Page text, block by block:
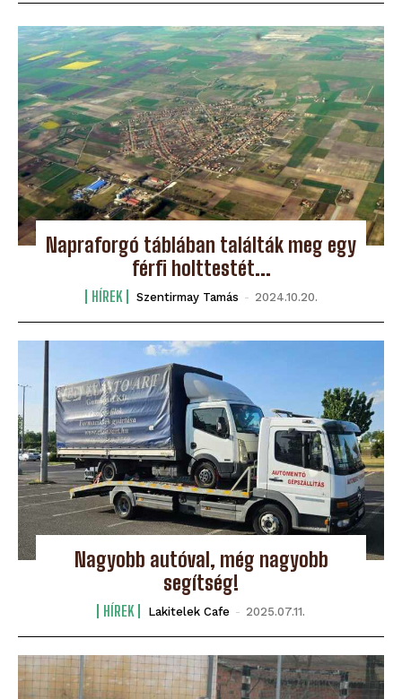
Napraforgó táblában találták meg egy
férfi holttestét...
HÍREK Szentirmay Tamás - 2024.10.20.
Nagyobb autóval, még nagyobb
segítség!
HÍREK Lakitelek Cafe - 2025.07.11.